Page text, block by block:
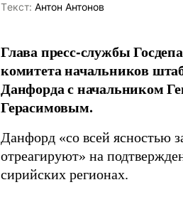
Tекст: Антон Антонов
Глава пресс-службы
комитета начальников
Данфорда с начальником
Герасимовым.
Данфорд «со всей ясностью
отреагируют» на
сирийских регионах.